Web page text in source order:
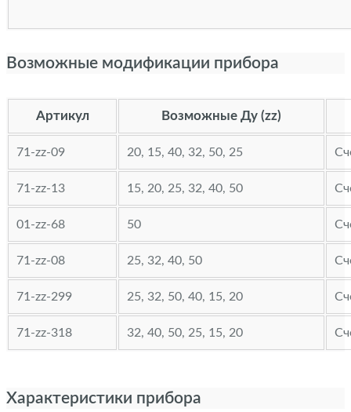
Возможные модификации прибора
Артикул Возможные Ду (zz)
71-zz-09 20, 15, 40, 32, 50, 25
71-zz-13 15, 20, 25, 32, 40, 50
01-zz-68 50
71-zz-08 25, 32, 40, 50
71-zz-299 25, 32, 50, 40, 15, 20
71-zz-318 32, 40, 50, 25, 15, 20
Характеристики прибора